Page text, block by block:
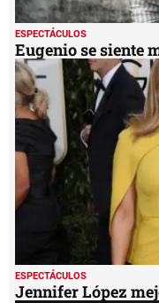
ESPECTÁCULOS
Eugenio se siente
ESPECTÁCULOS
Jennifer López